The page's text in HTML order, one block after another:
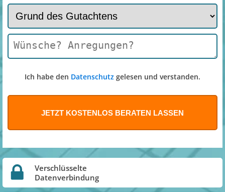
Ich habe den Datenschutz gelesen und verstanden.
Verschlüsselte
Datenverbindung